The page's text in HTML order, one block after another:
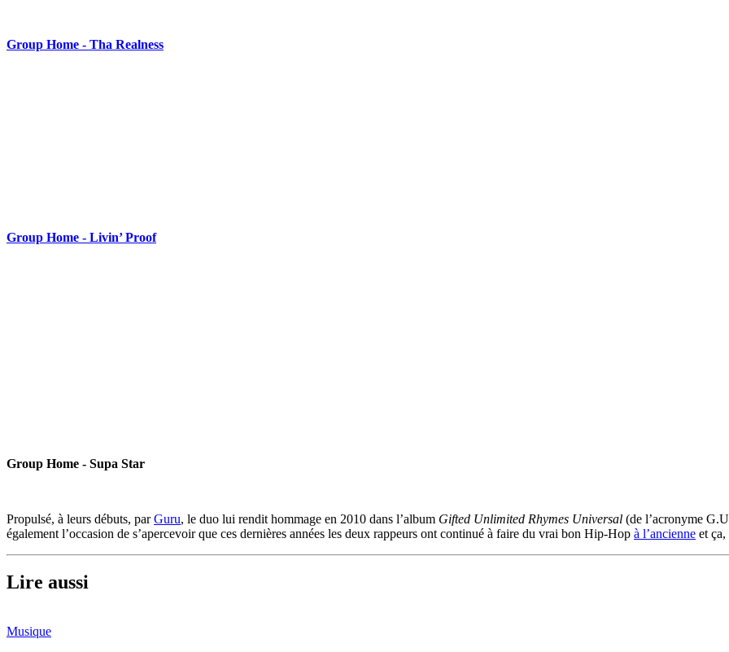
Group Home - Tha Realness
Group Home - Livin’ Proof
Group Home - Supa Star
Propulsé, à leurs débuts, parGuru, le duo lui rendit hommage en 2010 dans l’album Gifted Unlimited Rhymes Universal (de l’acronyme
également l’occasion de s’apercevoir que ces dernières années les deux rappeurs ont continué à faire du vrai bon Hip-Hop à l’ancienne et
Lire aussi
Musique